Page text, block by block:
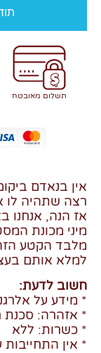
תשלום מאובטח
אין בנאדם
רצה שתהיה לו
אז הנה, אנחנו
מיני מכונת
מלבד הקטע
למלא אותם
חשוב לדעת:
* מידע על
* אזהרה: סכנת
* כשרות: ללא
* אין